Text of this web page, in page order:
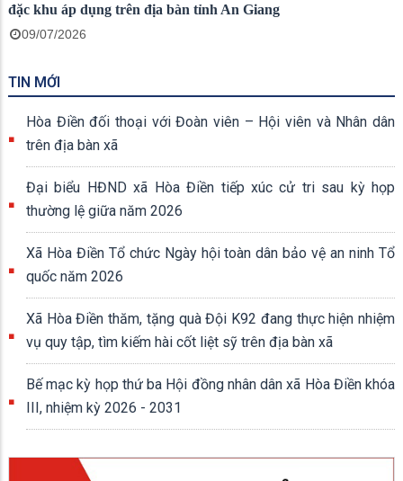
đặc khu áp dụng trên địa bàn tỉnh An Giang
09/07/2026
TIN MỚI
Hòa Điền đối thoại với Đoàn viên – Hội viên và Nhân dân
trên địa bàn xã
Đại biểu HĐND xã Hòa Điền tiếp xúc cử tri sau kỳ họp
thường lệ giữa năm 2026
Xã Hòa Điền Tổ chức Ngày hội toàn dân bảo vệ an ninh Tổ
quốc năm 2026
Xã Hòa Điền thăm, tặng quà Đội K92 đang thực hiện nhiệm
vụ quy tập, tìm kiếm hài cốt liệt sỹ trên địa bàn xã
Bế mạc kỳ họp thứ ba Hội đồng nhân dân xã Hòa Điền khóa
III, nhiệm kỳ 2026 - 2031